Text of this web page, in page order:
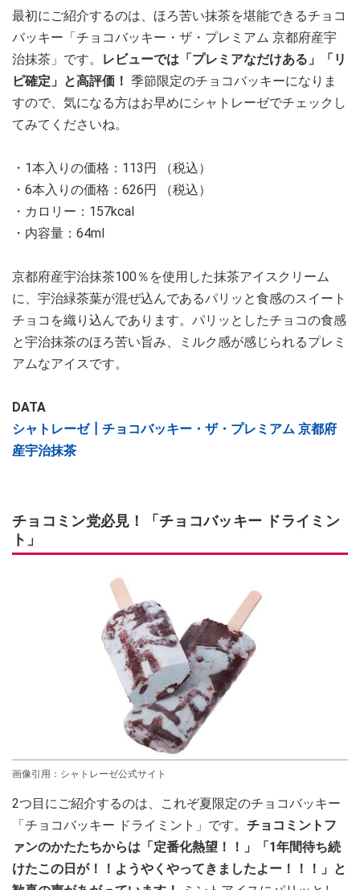
最初にご紹介するのは、ほろ苦い抹茶を堪能できるチョコ
バッキー「チョコバッキー・ザ・プレミアム 京都府産宇
治抹茶」です。
レビューでは「プレミアなだけある」「リ
ピ確定」と高評価！ 季節限定のチョコバッキーになりま
すので、気になる方はお早めにシャトレーゼでチェックし
てみてくださいね。
・1本入りの価格：113円 （税込）
・6本入りの価格：626円 （税込）
・カロリー：157kcal
・内容量：64ml
京都府産宇治抹茶100％を使用した抹茶アイスクリーム
に、宇治緑茶葉が混ぜ込んであるパリッと食感のスイート
チョコを織り込んであります。パリッとしたチョコの食感
と宇治抹茶のほろ苦い旨み、ミルク感が感じられるプレミ
アムなアイスです。
DATA
シャトレーゼ┃チョコバッキー・ザ・プレミアム 京都府
産宇治抹茶
チョコミン党必見！「チョコバッキー ドライミン
ト」
画像引用：シャトレーゼ公式サイト
2つ目にご紹介するのは、これぞ夏限定のチョコバッキー
「チョコバッキー ドライミント」です。 チョコミントフ
ァンのかたたちからは「定番化熱望！！」「1年間待ち続
けたこの日が！！ようやくやってきましたよー！！！」と